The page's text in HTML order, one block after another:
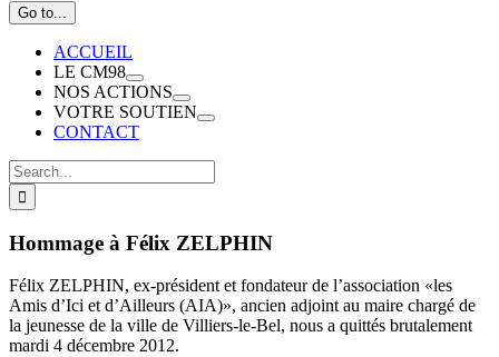
Go to...
ACCUEIL
LE CM98
NOS ACTIONS
VOTRE SOUTIEN
CONTACT
Search
for:
Hommage à Félix ZELPHIN
Félix ZELPHIN, ex-président et fondateur de l’association «les
Amis d’Ici et d’Ailleurs (AIA)», ancien adjoint au maire chargé de
la jeunesse de la ville de Villiers-le-Bel, nous a quittés brutalement
mardi 4 décembre 2012.